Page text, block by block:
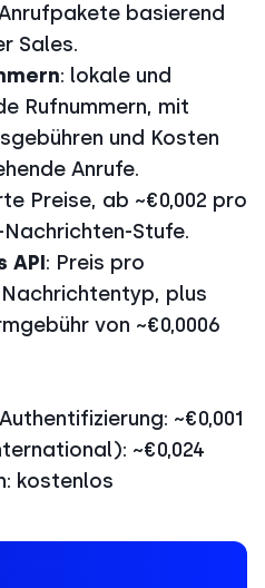
basierend
Sales.
: lokale und
Rufnummern, mit
und Kosten
Anrufe.
Preise, ab ~€0,002 pro
Nachrichten-Stufe.
API: Preis pro
plus
von ~€0,0006
~€0,001
~€0,024
kostenlos